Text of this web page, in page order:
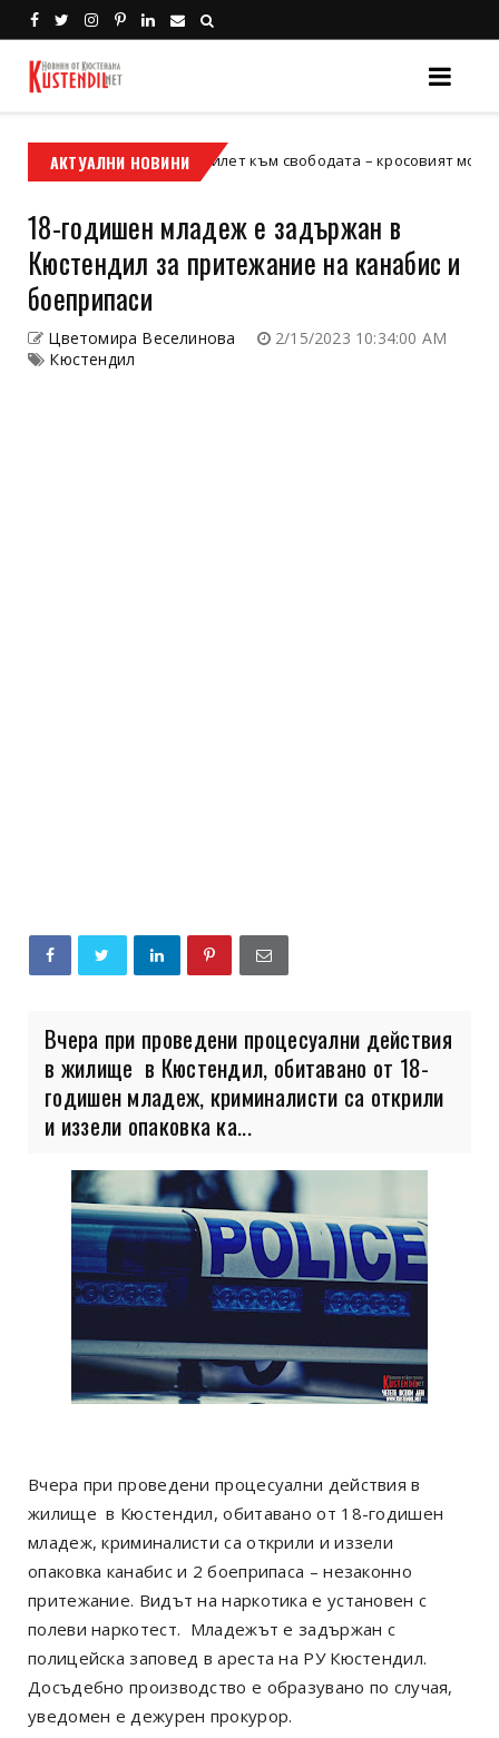
АКТУАЛНИ НОВИНИ
Кой е твоят билет към свободата – кросовият мотор или
18-годишен младеж е задържан в
Кюстендил за притежание на канабис и
боеприпаси
Цветомира Веселинова
2/15/2023 10:34:00 AM
Кюстендил
Вчера при проведени процесуални действия
в жилище в Кюстендил, обитавано от 18-
годишен младеж, криминалисти са открили
и иззели опаковка ка...
Вчера при проведени процесуални действия в
жилище в Кюстендил, обитавано от 18-годишен
младеж, криминалисти са открили и иззели
опаковка канабис и 2 боеприпаса – незаконно
притежание. Видът на наркотика е установен с
полеви наркотест. Младежът е задържан с
полицейска заповед в ареста на РУ Кюстендил.
Досъдебно производство е образувано по случая,
уведомен е дежурен прокурор.